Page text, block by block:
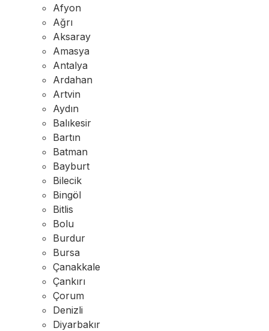
Afyon
Ağrı
Aksaray
Amasya
Antalya
Ardahan
Artvin
Aydın
Balıkesir
Bartın
Batman
Bayburt
Bilecik
Bingöl
Bitlis
Bolu
Burdur
Bursa
Çanakkale
Çankırı
Çorum
Denizli
Diyarbakır